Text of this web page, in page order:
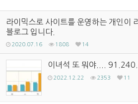
라이믹스로 사이트를 운영하는 개인이
블로그 입니다.
2020.07.16 1808 14
이녀석 또 뭐야....
2022.12.22 2353 11